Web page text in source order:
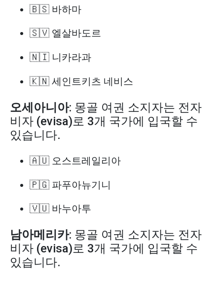
🇧🇸 바하마
🇸🇻 엘살바도르
🇳🇮 니카라과
🇰🇳 세인트키츠 네비스
오세아니아: 몽골 여권 소지자는 전자
비자 (evisa)로 3개 국가에 입국할 수
있습니다.
🇦🇺 오스트레일리아
🇵🇬 파푸아뉴기니
🇻🇺 바누아투
남아메리카: 몽골 여권 소지자는 전자
비자 (evisa)로 3개 국가에 입국할 수
있습니다.